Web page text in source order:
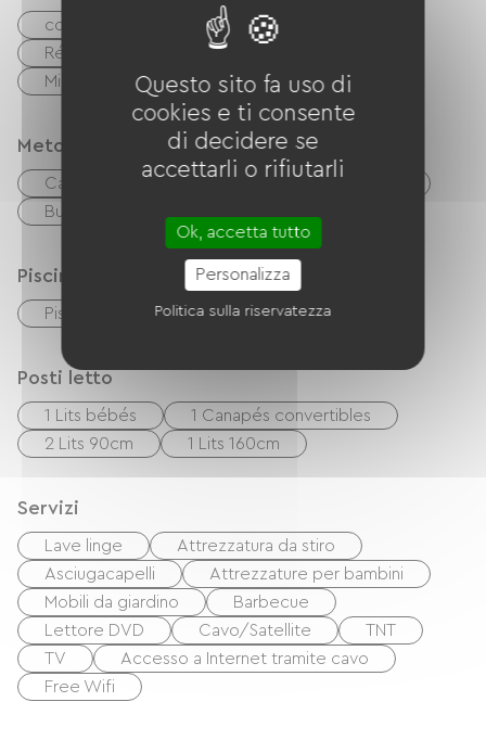
congélateur
Lave-vaisselle
Réfrigérateur
Cappa
Microonde
Cucina indipendente
Metodi di pagamento
Carta di credito
Buoni vacanza (ANCV)
Piscina
Piscina all'aperto Piscina privata
Posti letto
1 Lits bébés
1 Canapés convertibles
2 Lits 90cm
1 Lits 160cm
Servizi
Lave linge
Attrezzatura da stiro
Asciugacapelli
Attrezzature per bambini
Mobili da giardino
Barbecue
Lettore DVD
Cavo/Satellite
TNT
TV
Accesso a Internet tramite cavo
Free Wifi
Questo sito fa uso di
cookies e ti consente
di decidere se
accettarli o rifiutarli
Ok, accetta tutto
Personalizza
Politica sulla riservatezza